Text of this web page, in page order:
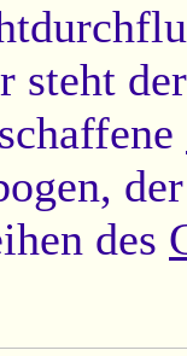
steht
des